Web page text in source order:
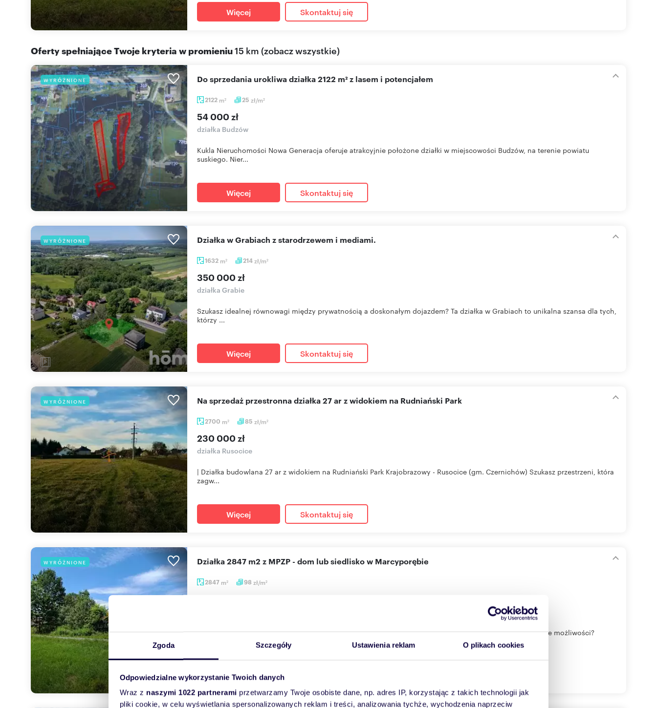
Zgoda Szczegóły Ustawienia reklam O plikach cookies
Odpowiedzialne wykorzystanie Twoich danych
Wraz z naszymi 1022 partnerami przetwarzamy Twoje osobiste dane, np. adres IP, korzystając z takich technologii jak
pliki cookie, w celu wyświetlania spersonalizowanych reklam i treści, analizowania tychże, wychodzenia naprzeciw
Więcej Skontaktuj się
Oferty spełniające Twoje kryteria w promieniu15 km (zobacz wszystkie)
WYRÓŻNIONE
2122 m2 25 zł/m2
Do sprzedania urokliwa działka 2122 m² z lasem i potencjałem
54 000 zł
działka Budzów
Kukla Nieruchomości Nowa Generacja oferuje atrakcyjnie położone działki w miejscowości Budzów, na terenie powiatu
suskiego. Nier...
Więcej Skontaktuj się
WYRÓŻNIONE
1632 m2 214zł/m2
Działka w Grabiach z starodrzewem i mediami.
350 000 zł
działka Grabie
Szukasz idealnej równowagi między prywatnością a doskonałym dojazdem? Ta działka w Grabiach to unikalna szansa dla tych,
którzy ...
Więcej Skontaktuj się
WYRÓŻNIONE
2700 m2 85 zł/m2
Na sprzedaż przestronna działka 27 ar z widokiem na Rudniański Park
230 000 zł
działka Rusocice
| Działka budowlana 27 ar z widokiem na Rudniański Park Krajobrazowy - Rusocice (gm. Czernichów) Szukasz przestrzeni, która
zagw...
Więcej Skontaktuj się
WYRÓŻNIONE
2847 m2 98 zł/m2
Działka 2847 m2 z MPZP - dom lub siedlisko w Marcyporębie
| Działka z potencjałem w malowniczej Marcyporębie (gm. Brzeźnica). Szukasz przestrzeni, która daje realne możliwości?
Więcej